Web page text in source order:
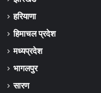
हरियाणा
हिमाचल प्रदेश
मध्यप्रदेश
भागलपुर
सारण